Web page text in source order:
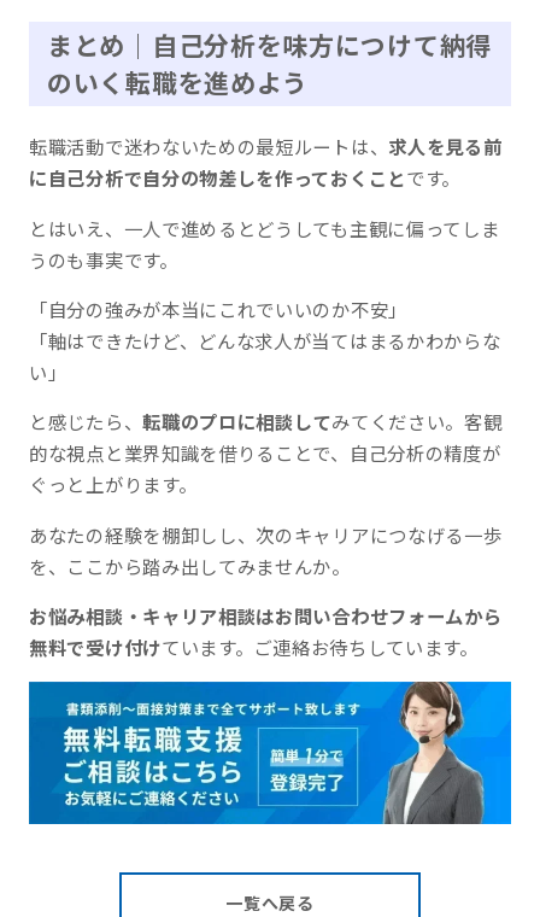
まとめ｜自己分析を味方につけて納得
のいく転職を進めよう
転職活動で迷わないための最短ルートは、 求人を見る前
に自己分析で自分の物差しを作っておくことです。
とはいえ、一人で進めるとどうしても主観に偏ってしま
うのも事実です。
「自分の強みが本当にこれでいいのか不安」
「軸はできたけど、どんな求人が当てはまるかわからな
い」
と感じたら、転職のプロに相談してみてください。客観
的な視点と業界知識を借りることで、自己分析の精度が
ぐっと上がります。
あなたの経験を棚卸しし、次のキャリアにつなげる一歩
を、ここから踏み出してみませんか。
お悩み相談・キャリア相談はお問い合わせフォームから
無料で受け付けています。ご連絡お待ちしています。
一覧へ戻る